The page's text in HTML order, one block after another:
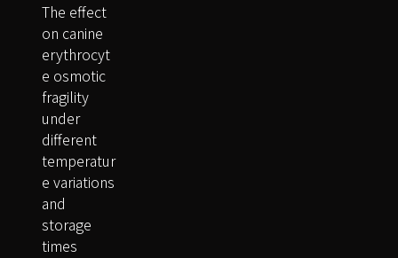
The effect
on canine
erythrocyt
e osmotic
fragility
under
different
temperatur
e variations
and
storage
times